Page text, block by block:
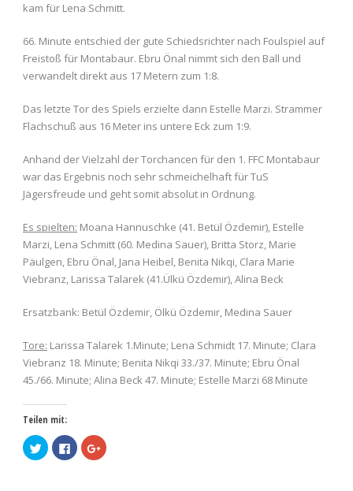
kam für Lena Schmitt.
66. Minute entschied der gute Schiedsrichter nach Foulspiel auf
Freistoß für Montabaur. Ebru Önal nimmt sich den Ball und
verwandelt direkt aus 17 Metern zum 1:8.
Das letzte Tor des Spiels erzielte dann Estelle Marzi. Strammer
Flachschuß aus 16 Meter ins untere Eck zum 1:9.
Anhand der Vielzahl der Torchancen für den 1. FFC Montabaur
war das Ergebnis noch sehr schmeichelhaft für TuS
Jägersfreude und geht somit absolut in Ordnung.
Es spielten: Moana Hannuschke (41. Betül Özdemir), Estelle
Marzi, Lena Schmitt (60. Medina Sauer), Britta Storz, Marie
Päulgen, Ebru Önal, Jana Heibel, Benita Nikqi, Clara Marie
Viebranz, Larissa Talarek (41.Ülkü Özdemir), Alina Beck
Ersatzbank: Betül Özdemir, Ölkü Özdemir, Medina Sauer
Tore: Larissa Talarek 1.Minute; Lena Schmidt 17. Minute; Clara
Viebranz 18. Minute; Benita Nikqi 33./37. Minute; Ebru Önal
45./66. Minute; Alina Beck 47. Minute; Estelle Marzi 68 Minute
Teilen mit:
Klick,
um
über
Klick,
um
Zum
Teilen